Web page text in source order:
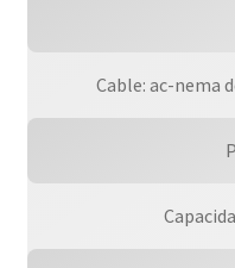
Cable: ac-nema